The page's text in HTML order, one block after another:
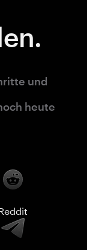
und
heute